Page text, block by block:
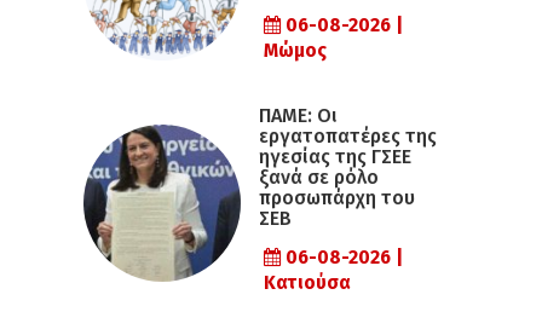
06-08-2026 |
Μώμος
ΠΑΜΕ: Οι
εργατοπατέρες της
ηγεσίας της ΓΣΕΕ
ξανά σε ρόλο
προσωπάρχη του
ΣΕΒ
06-08-2026 |
Κατιούσα